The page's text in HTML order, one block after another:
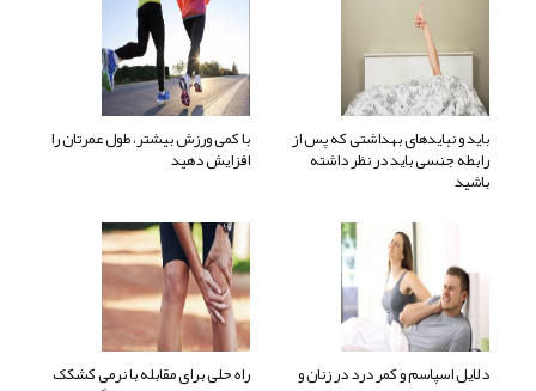
باید و نبایدهای بهداشتی که پس از
رابطه جنسی باید در نظر داشته
باشید
با کمی ورزش بیشتر، طول عمرتان را
افزایش دهید
دلایل اسپاسم و کمر درد در زنان و راه حلی برای مقابله با نرمی کشکک